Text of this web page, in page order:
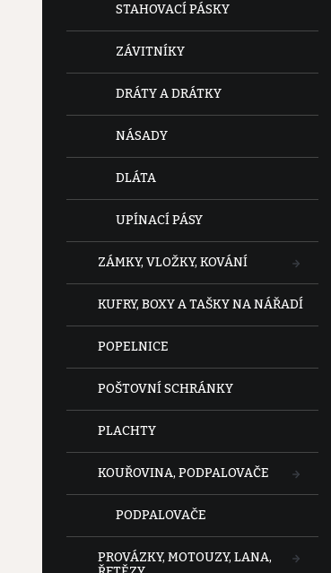
STAHOVACÍ PÁSKY
ZÁVITNÍKY
DRÁTY A DRÁTKY
NÁSADY
DLÁTA
UPÍNACÍ PÁSY
ZÁMKY, VLOŽKY, KOVÁNÍ
KUFRY, BOXY A TAŠKY NA NÁŘADÍ
POPELNICE
POŠTOVNÍ SCHRÁNKY
PLACHTY
KOUŘOVINA, PODPALOVAČE
PODPALOVAČE
PROVÁZKY, MOTOUZY, LANA,